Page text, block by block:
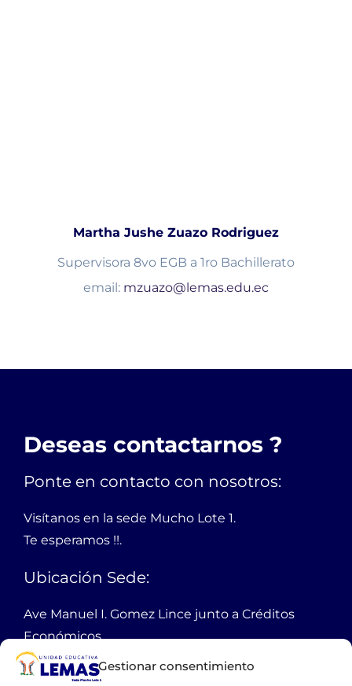
Gestionar consentimiento
Martha Jushe Zuazo Rodriguez
Supervisora 8vo EGB a 1ro Bachillerato
email: mzuazo@lemas.edu.ec
Deseas contactarnos ?
Ponte en contacto con nosotros:
Visítanos en la sede Mucho Lote 1.
Te esperamos !!.
Ubicación Sede:
Ave Manuel I. Gomez Lince junto a Créditos
Económicos,
Mucho Lote 1 mz 2301 solar 1
Guayaquil Ecuador